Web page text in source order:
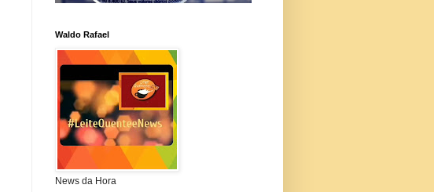
Waldo Rafael
News da Hora